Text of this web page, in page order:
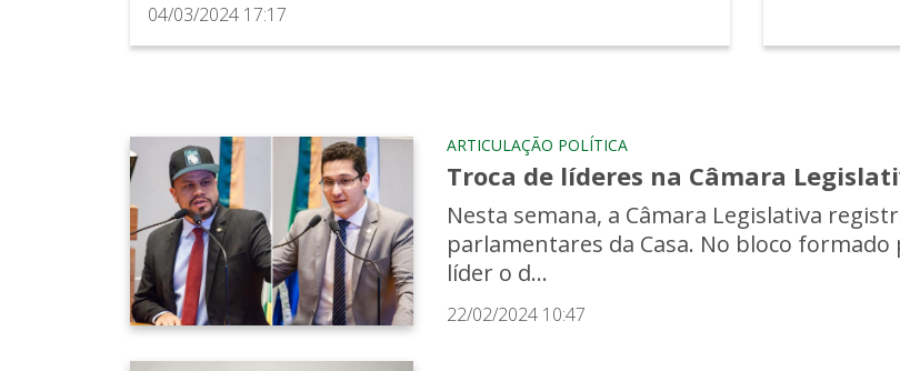
04/03/2024 17:17
ARTICULAÇÃO POLÍTICA
Troca de líderes na Câmara
Nesta semana, a Câmara Legislativa
parlamentares da Casa. No bloco formado
líder o d...
22/02/2024 10:47